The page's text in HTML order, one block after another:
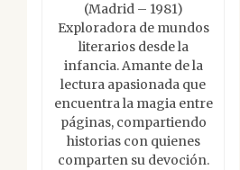
(Madrid – 1981)
Exploradora de mundos
literarios desde la
infancia. Amante de la
lectura apasionada que
encuentra la magia entre
páginas, compartiendo
historias con quienes
comparten su devoción.